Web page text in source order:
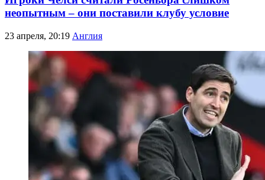
неопытным – они поставили клубу условие
23 апреля, 20:19 Англия